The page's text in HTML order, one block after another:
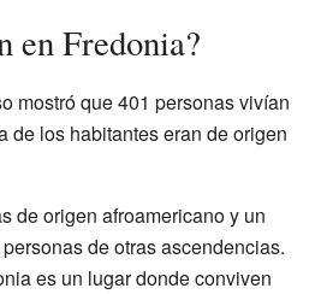
en Fredonia?
mostró que 401 personas vivían
de los habitantes eran de origen
de origen afroamericano y un
de otras ascendencias.
es un lugar donde conviven